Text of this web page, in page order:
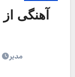
آهنگی
مدیر